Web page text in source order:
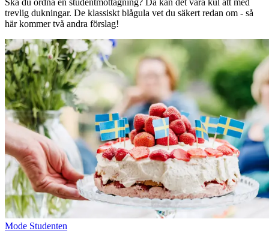
Ska du ordna en studentmottagning? Då kan det vara kul att med
trevlig dukningar. De klassiskt blågula vet du säkert redan om - så
här kommer två andra förslag!
Mode Studenten